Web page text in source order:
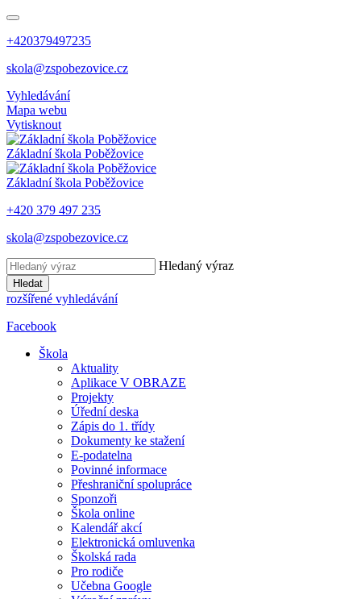
+420379497235
skola@zspobezovice.cz
Vyhledávání
Mapa webu
Vytisknout
Základní škola Poběžovice
Základní škola Poběžovice
+420 379 497 235
skola@zspobezovice.cz
Hledaný výraz
Hledat
rozšířené vyhledávání
Facebook
Škola
Aktuality
Aplikace V OBRAZE
Projekty
Úřední deska
Zápis do 1. třídy
Dokumenty ke stažení
E-podatelna
Povinné informace
Přeshraniční spolupráce
Sponzoři
Škola online
Kalendář akcí
Elektronická omluvenka
Školská rada
Pro rodiče
Učebna Google